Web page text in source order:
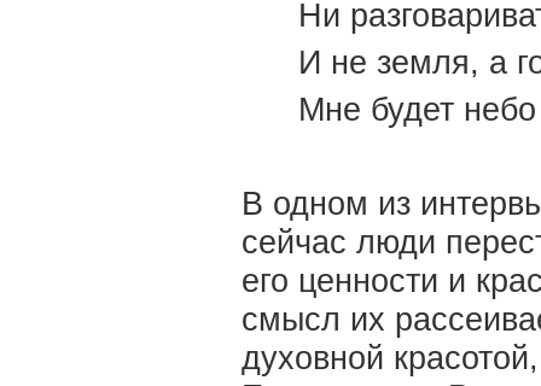
Ни
И не земля, а
Мне будет
В одном из
сейчас люди
его ценности и
смысл их
духовной